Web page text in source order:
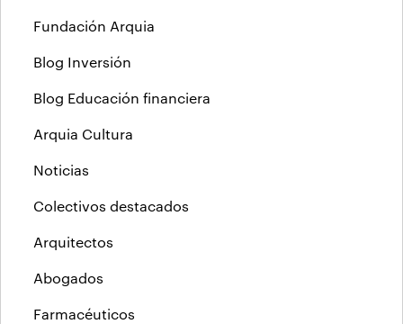
Fundación Arquia
Blog Inversión
Blog Educación financiera
Arquia Cultura
Noticias
Colectivos destacados
Arquitectos
Abogados
Farmacéuticos